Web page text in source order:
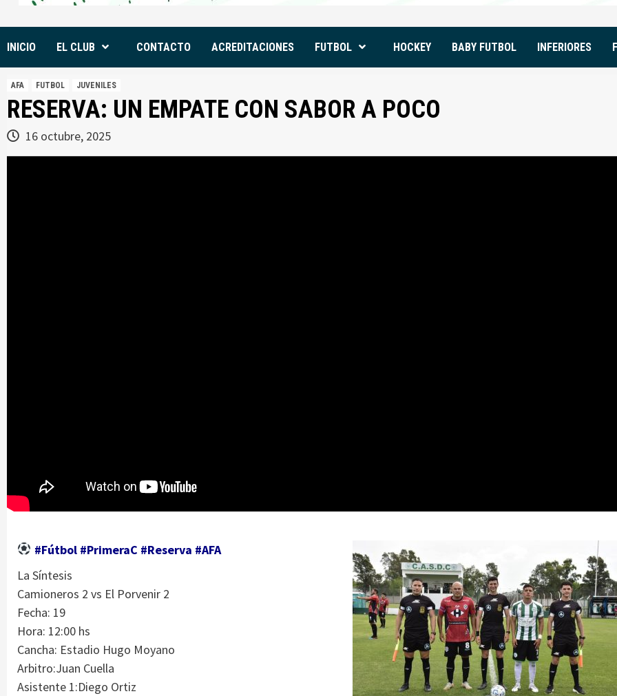
INICIO EL CLUB CONTACTO ACREDITACIONES FUTBOL HOCKEY BABY FUTBOL INFERIORES
AFA FUTBOL JUVENILES
RESERVA: UN EMPATE CON SABOR A POCO
16 octubre, 2025
#Fútbol #PrimeraC #Reserva #AFA
La Síntesis
Camioneros 2 vs El Porvenir 2
Fecha: 19
Hora: 12:00 hs
Cancha: Estadio Hugo Moyano
Arbitro:Juan Cuella
Asistente 1:Diego Ortiz